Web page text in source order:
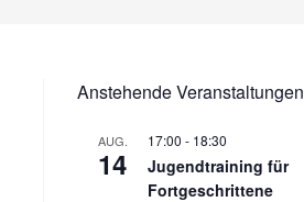
Anstehende Veranstaltungen
AUG.
14
17:00 - 18:30
Jugendtraining für
Fortgeschrittene